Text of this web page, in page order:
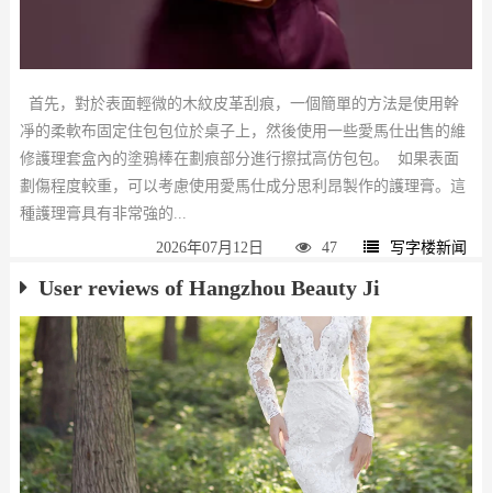
首先，對於表面輕微的木紋皮革刮痕，一個簡單的方法是使用幹
凈的柔軟布固定住包包位於桌子上，然後使用一些愛馬仕出售的維
修護理套盒內的塗鴉棒在劃痕部分進行擦拭高仿包包。 如果表面
劃傷程度較重，可以考慮使用愛馬仕成分思利昂製作的護理膏。這
種護理膏具有非常強的...
2026年07月12日 47 写字楼新闻
User reviews of Hangzhou Beauty Ji